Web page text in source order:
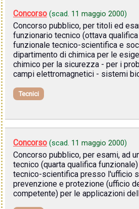
Concorso (scad. 11 maggio 2000)
Concorso pubblico, per titoli ed
funzionario tecnico (ottava
funzionale tecnico-scientifica e
dipartimento di chimica per le
chimico per la sicurezza - per i
campi elettromagnetici - sistemi
Tecnici
Concorso (scad. 11 maggio 2000)
Concorso pubblico, per esami, ad
tecnico (quarta qualifica
tecnico-scientifica presso l'ufficio
prevenzione e protezione (ufficio
competente) per le applicazioni